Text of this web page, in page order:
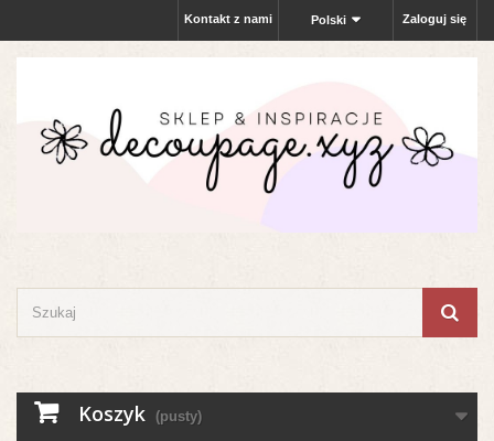
Zaloguj się
Polski
Kontakt z nami
Koszyk (pusty)